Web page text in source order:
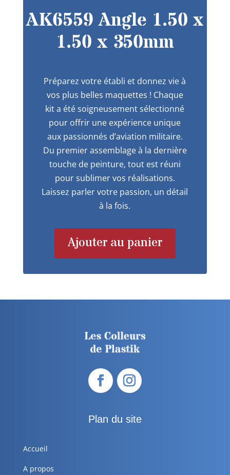
AK6559 Angle 1.50 x
1.50 x 350mm
Préparez votre établi et donnez vie à
vos plus belles maquettes ! Chaque
kit a été soigneusement sélectionné
pour offrir une expérience unique
aux passionnés d’aviation militaire.
Du premier assemblage à la dernière
touche de peinture, tout est réuni
pour sublimer vos réalisations.
Laissez parler votre passion, un détail
à la fois.
Ajouter au panier
Plan du site
Accueil
A propos